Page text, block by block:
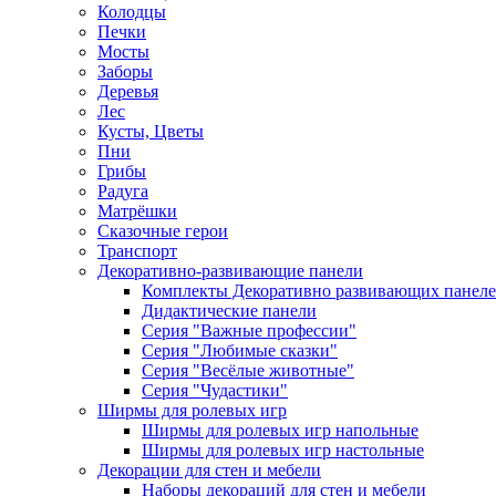
Колодцы
Печки
Мосты
Заборы
Деревья
Лес
Кусты, Цветы
Пни
Грибы
Радуга
Матрёшки
Сказочные герои
Транспорт
Декоративно-развивающие панели
Комплекты Декоративно развивающих
Дидактические панели
Серия "Важные профессии"
Серия "Любимые сказки"
Серия "Весёлые животные"
Серия "Чудастики"
Ширмы для ролевых игр
Ширмы для ролевых игр напольные
Ширмы для ролевых игр настольные
Декорации для стен и мебели
Наборы декораций для стен и мебели